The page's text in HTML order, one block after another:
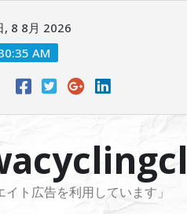
, 8 8月 2026
AM
ト広告を利用しています」